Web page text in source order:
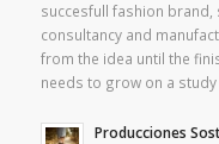
succesfull fashion
consultancy and
from the idea until the
needs to grow on a
Producciones